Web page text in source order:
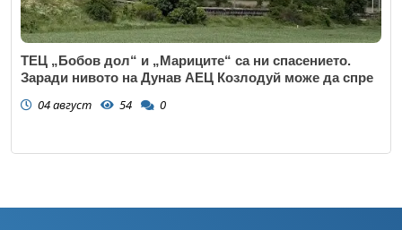
ТЕЦ „Бобов дол“ и „Мариците“ са ни спасението.
Заради нивото на Дунав АЕЦ Козлодуй може да спре
04 август 54 0